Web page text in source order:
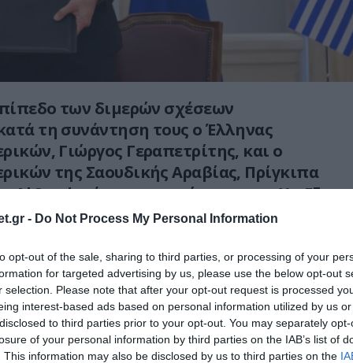
- Do Not Process My Personal Information
opt-out of the sale, sharing to third parties, or processing of your
for targeted advertising by us, please use the below opt-out
selection. Please note that after your opt-out request is processed
interest-based ads based on personal information utilized by us
to third parties prior to your opt-out. You may separately
of your personal information by third parties on the IAB’s list of
This information may also be disclosed by us to third parties on the
των διμερών σχέσεων
τη συνάντηση τους ο Έλληνας
Γιώργος Γεραπετρίτης, και ο
της Σαουδικής Αραβίας, Πρίγκιπα
Al Saud, σήμερα το απόγευμα στο Υπ.Εξ.
τις κοινές δηλώσεις των δυο Υπ.Εξ.,
για κατόχους διπλωματικών,
ειδικών διαβατηρίων, ενώ ο Έλληνας
του έκανε και μια αναφορά στην
Γιώργου Δώνη ως προπονητή της
ποδοσφαίρου της Σαουδικής Αραβίας.